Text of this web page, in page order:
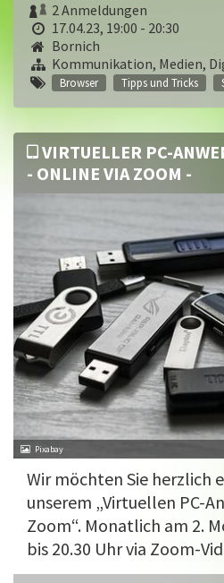
2 Anmeldungen
17.04.23, 19:00 - 20:30
Bornich
Kommunikation, Medien,
Browser Tipps und Tricks
VIRTUELLER PC-
- ONLINE VIA ZOOM -
Pixabay
Wir möchten Sie herzlich
unserem „Virtuellen PC-
Zoom“. Monatlich am 2.
bis 20.30 Uhr via Zoom-